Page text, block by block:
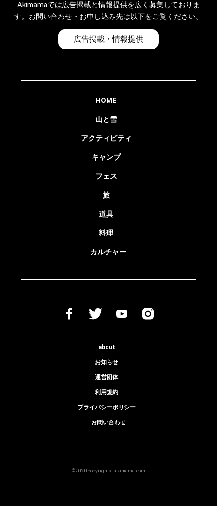
Akimamaでは広告掲載と情報提供を広く募集しておりま
す。お問い合わせ・お申し込み先は以下をご覧ください。
広告掲載・情報提供
HOME
山と雪
アクティビティ
キャンプ
フェス
旅
道具
料理
カルチャー
about
お知らせ
運営団体
利用規約
プライバシーポリシー
お問い合わせ
©2020 copyrights. a kimama.com